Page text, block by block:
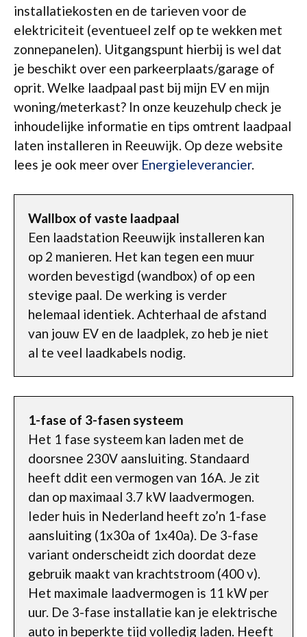
installatiekosten en de tarieven voor de
elektriciteit (eventueel zelf op te wekken met
zonnepanelen). Uitgangspunt hierbij is wel dat
je beschikt over een parkeerplaats/garage of
oprit. Welke laadpaal past bij mijn EV en mijn
woning/meterkast? In onze keuzehulp check je
inhoudelijke informatie en tips omtrent laadpaal
laten installeren in Reeuwijk. Op deze website
lees je ook meer over Energieleverancier.
Wallbox of vaste laadpaal
Een laadstation Reeuwijk installeren kan
op 2 manieren. Het kan tegen een muur
worden bevestigd (wandbox) of op een
stevige paal. De werking is verder
helemaal identiek. Achterhaal de afstand
van jouw EV en de laadplek, zo heb je niet
al te veel laadkabels nodig.
1-fase of 3-fasen systeem
Het 1 fase systeem kan laden met de
doorsnee 230V aansluiting. Standaard
heeft ddit een vermogen van 16A. Je zit
dan op maximaal 3.7 kW laadvermogen.
Ieder huis in Nederland heeft zo’n 1-fase
aansluiting (1x30a of 1x40a). De 3-fase
variant onderscheidt zich doordat deze
gebruik maakt van krachtstroom (400 v).
Het maximale laadvermogen is 11 kW per
uur. De 3-fase installatie kan je elektrische
auto in beperkte tijd volledig laden. Heeft